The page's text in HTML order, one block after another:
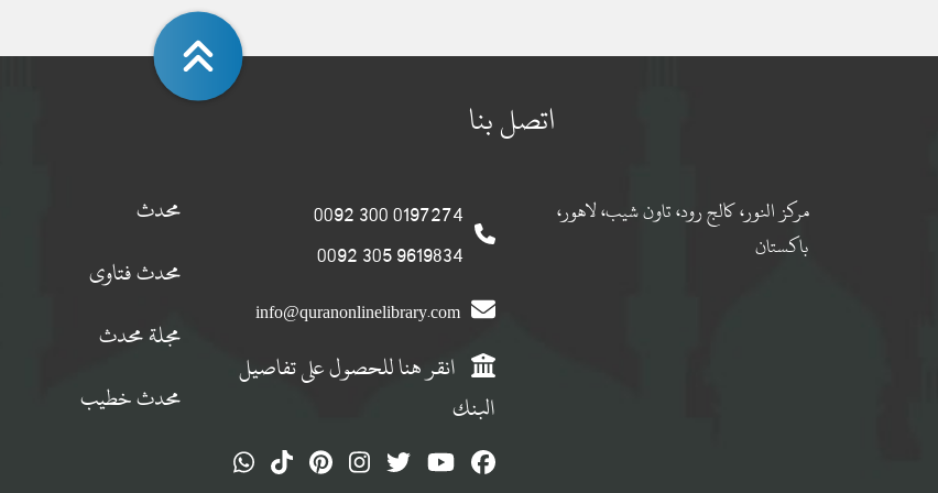
اتصل بنا
مركز النور، كالج رود، تاون شيب، لاهور،
باكستان
0197274 300 0092
9619834 305 0092
info@quranonlinelibrary.com
انقر هنا للحصول على تفاصيل
البنك
محدث
محدث فتاوى
مجلة محدث
محدث خطيب